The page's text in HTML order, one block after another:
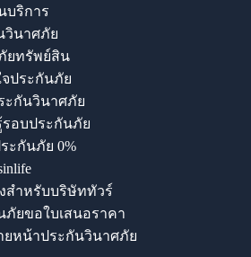
บริการ
วินาศภัย
ยทรัพย์สิน
จประกันภัย
ะกันวินาศภัย
รอบประกันภัย
ะกันภัย 0%
สำหรับบริษัททัวร์
ยขอใบเสนอราคา
หน้าประกันวินาศภัย